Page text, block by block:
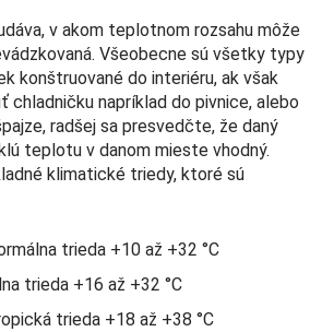
v akom teplotnom rozsahu môže
Všeobecne sú všetky typy
konštruované do interiéru, ak však
chladničku napríklad do pivnice, alebo
radšej sa presvedčte, že daný
teplotu v danom mieste vhodný.
klimatické triedy, ktoré sú
trieda +10 až +32 °C
trieda +16 až +32 °C
trieda +18 až +38 °C